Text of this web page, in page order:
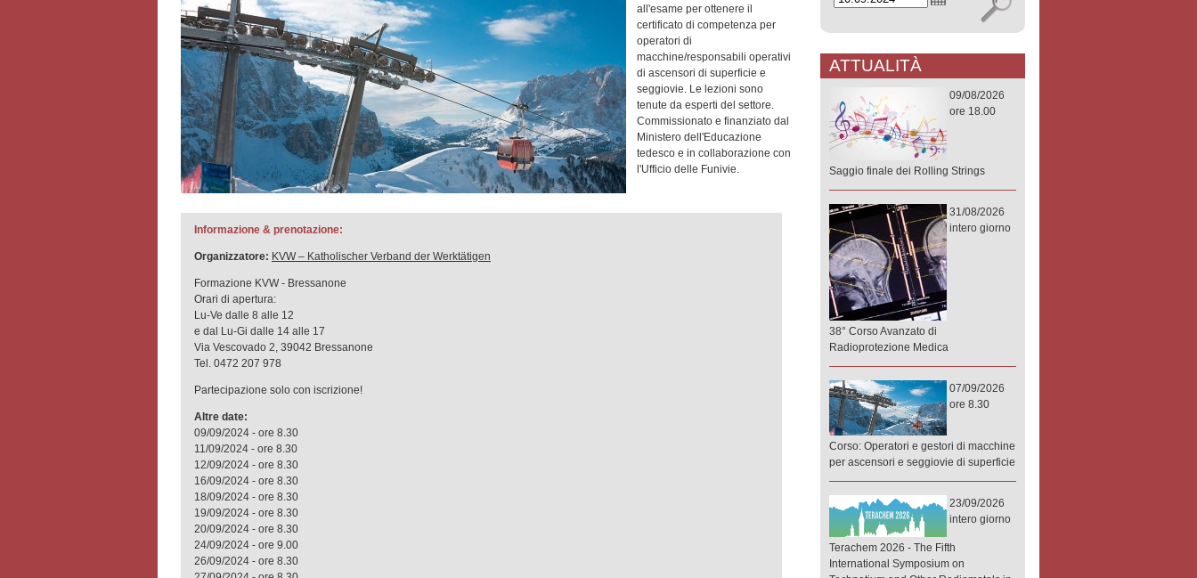
all'esame per ottenere il
certificato di competenza per
operatori di
macchine/responsabili operativi
di ascensori di superficie e
seggiovie. Le lezioni sono
tenute da esperti del settore.
Commissionato e finanziato dal
Ministero dell'Educazione
tedesco e in collaborazione con
l'Ufficio delle Funivie.
Informazione & prenotazione:
Organizzatore: KVW – Katholischer Verband der Werktätigen
Formazione KVW - Bressanone
Orari di apertura:
Lu-Ve dalle 8 alle 12
e dal Lu-Gi dalle 14 alle 17
Via Vescovado 2, 39042 Bressanone
Tel. 0472 207 978
Partecipazione solo con iscrizione!
Altre date:
09/09/2024 - ore 8.30
11/09/2024 - ore 8.30
12/09/2024 - ore 8.30
16/09/2024 - ore 8.30
18/09/2024 - ore 8.30
19/09/2024 - ore 8.30
20/09/2024 - ore 8.30
24/09/2024 - ore 9.00
26/09/2024 - ore 8.30
ATTUALITÀ
09/08/2026
ore 18.00
Saggio finale dei Rolling Strings
31/08/2026
intero giorno
38° Corso Avanzato di
Radioprotezione Medica
07/09/2026
ore 8.30
Corso: Operatori e gestori di macchine
per ascensori e seggiovie di superficie
23/09/2026
intero giorno
Terachem 2026 - The Fifth
International Symposium on